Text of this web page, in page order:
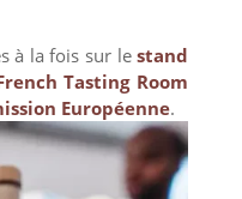
à la fois sur lestand
Tasting Room
Européenne.